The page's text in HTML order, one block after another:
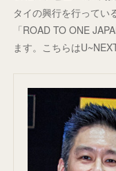
タイの興行を行ってい
「ROAD TO ONE
ます。こちらは